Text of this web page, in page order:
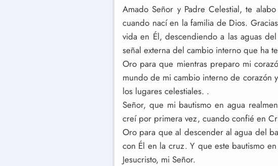
Amado Señor y Padre Celestial, te
cuando nací en la familia de Dios.
vida en Él, descendiendo a las aguas
señal externa del cambio interno que ha
Oro para que mientras preparo mi
mundo de mi cambio interno de corazón
los lugares celestiales. .
Señor, que mi bautismo en agua
creí por primera vez, cuando confié en
Oro para que al descender al agua del
con Él en la cruz. Y que este bautismo
Jesucristo, mi Señor.